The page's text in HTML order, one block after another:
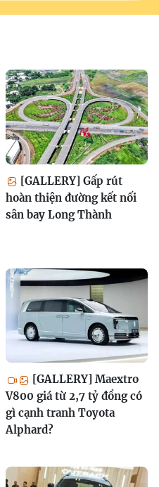
[GALLERY] Gấp rút
hoàn thiện đường kết nối
sân bay Long Thành
[GALLERY] Maextro
V800 giá từ 2,7 tỷ đồng có
gì cạnh tranh Toyota
Alphard?